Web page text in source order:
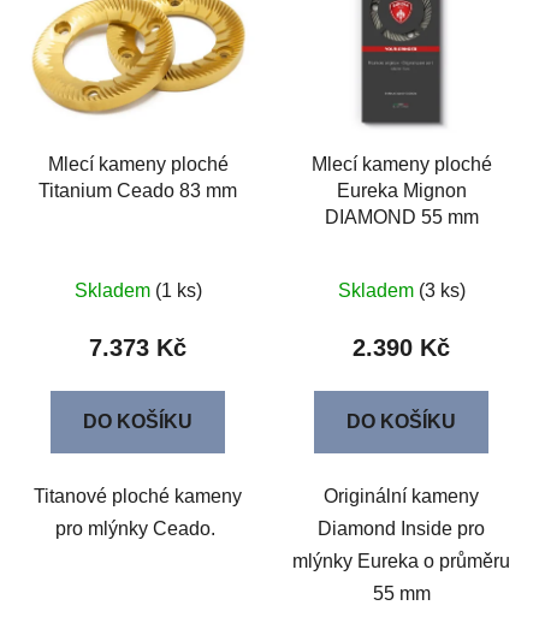
Mlecí kameny ploché
Titanium Ceado 83 mm
Skladem (1 ks)
7.373 Kč
DO KOŠÍKU
Titanové ploché kameny
pro mlýnky Ceado.
Mlecí kameny ploché
Eureka Mignon
DIAMOND 55 mm
Skladem (3 ks)
2.390 Kč
DO KOŠÍKU
Originální kameny
Diamond Inside pro
mlýnky Eureka o průměru
55 mm